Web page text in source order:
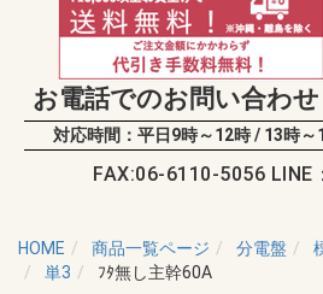
お電話でのお問い合わ
対応時間：平日9時～12時 / 13時
FAX:06-6110-5056 LINE：
HOME 商品一覧ページ 分電盤
単3
ﾌﾀ無し主幹60A